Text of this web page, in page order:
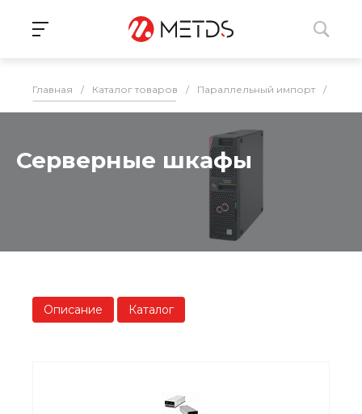
Главная / Каталог товаров / Параллельный импорт /
Серверные шкафы
Описание Каталог